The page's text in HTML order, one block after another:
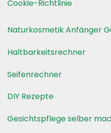
Cookie-Richtlinie
Naturkosmetik Anfänger
Haltbarkeitsrechner
Seifenrechner
DIY Rezepte
Gesichtspflege selber